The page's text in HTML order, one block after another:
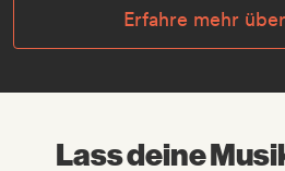
Erfahre mehr
Lass deine